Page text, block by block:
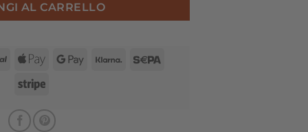
AL CARRELLO
PayPalApple Google Klarna
Stripe